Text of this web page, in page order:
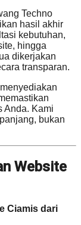
Techno
hasil akhir
kebutuhan,
hingga
dikerjakan
transparan.
Anda. Kami
bukan
Website
Ciamis dari